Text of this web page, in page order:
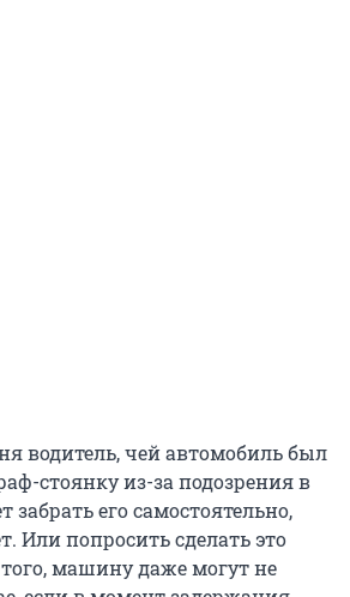
водитель, чей автомобиль был
стоянку из-за подозрения в
его самостоятельно,
Или попросить сделать это
машину даже могут не